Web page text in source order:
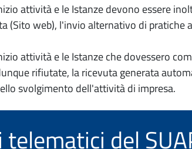
attività e le Istanze devono essere
(Sito web), l'invio alternativo di pratiche
attività e le Istanze che dovessero
rifiutate, la ricevuta generata
svolgimento dell'attività di impresa.
del